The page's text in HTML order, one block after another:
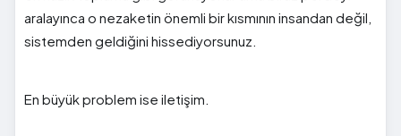
aralayınca o nezaketin önemli bir kısmının insandan değil,
sistemden geldiğini hissediyorsunuz.
En büyük problem ise iletişim.